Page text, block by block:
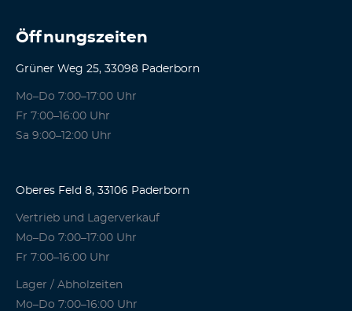
Öffnungszeiten
Grüner Weg 25, 33098 Paderborn
Mo–Do 7:00–17:00 Uhr
Fr 7:00–16:00 Uhr
Sa 9:00–12:00 Uhr
Oberes Feld 8, 33106 Paderborn
Vertrieb und Lagerverkauf
Mo–Do 7:00–17:00 Uhr
Fr 7:00–16:00 Uhr
Lager / Abholzeiten
Mo–Do 7:00–16:00 Uhr